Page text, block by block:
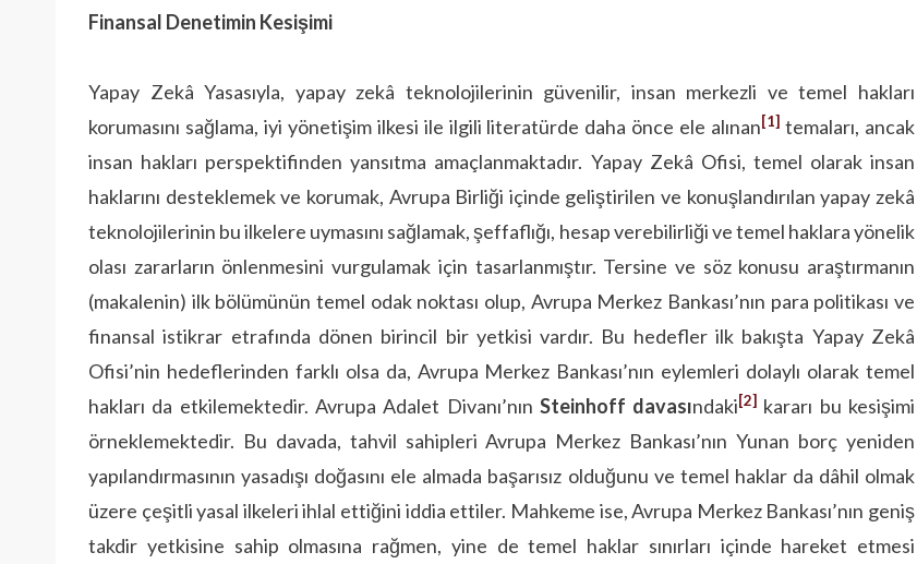
Finansal Denetimin Kesişimi
Yapay Zekâ Yasasıyla, yapay zekâ teknolojilerinin güvenilir, insan merkezli ve temel hakları
korumasını sağlama, iyi yönetişim ilkesi ile ilgili literatürde daha önce ele alınan[1] temaları, ancak
insan hakları perspektifinden yansıtma amaçlanmaktadır. Yapay Zekâ Ofisi, temel olarak insan
haklarını desteklemek ve korumak, Avrupa Birliği içinde geliştirilen ve konuşlandırılan yapay zekâ
teknolojilerinin bu ilkelere uymasını sağlamak, şeffaflığı, hesap verebilirliği ve temel haklara yönelik
olası zararların önlenmesini vurgulamak için tasarlanmıştır. Tersine ve söz konusu araştırmanın
(makalenin) ilk bölümünün temel odak noktası olup, Avrupa Merkez Bankası’nın para politikası ve
finansal istikrar etrafında dönen birincil bir yetkisi vardır. Bu hedefler ilk bakışta Yapay Zekâ
Ofisi’nin hedeflerinden farklı olsa da, Avrupa Merkez Bankası’nın eylemleri dolaylı olarak temel
hakları da etkilemektedir. Avrupa Adalet Divanı’nın Steinhoff davasındaki[2] kararı bu kesişimi
örneklemektedir. Bu davada, tahvil sahipleri Avrupa Merkez Bankası’nın Yunan borç yeniden
yapılandırmasının yasadışı doğasını ele almada başarısız olduğunu ve temel haklar da dâhil olmak
üzere çeşitli yasal ilkeleri ihlal ettiğini iddia ettiler. Mahkeme ise, Avrupa Merkez Bankası’nın geniş
takdir yetkisine sahip olmasına rağmen, yine de temel haklar sınırları içinde hareket etmesi